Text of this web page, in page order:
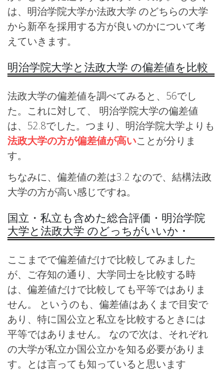
は、明治学院大学か法政大学 のどちらの大学
から新卒を採用する方が良いのかについて考
えていきます。
明治学院大学と法政大学 の偏差値を比較
法政大学の偏差値を調べてみると、56でし
た。これに対して、 明治学院大学の偏差値
は、52.8でした。つまり、明治学院大学よりも
法政大学の方が偏差値が高いことが分りま
す。
ちなみに、偏差値の差は3.2 なので、結構法政
大学の方が高い感じですね。
国立・私立も含めた総合評価・明治学院
大学と法政大学 のどっちがいいか・
ここまでで偏差値だけで比較してみました
が、ご存知の通り、大学同士を比較する時
は、偏差値だけで比較しても平等ではありま
せん。 というのも、偏差値はあくまで目安で
あり、特に国公立と私立を比較するときには
平等ではありません。 なので次は、それぞれ
の大学が私立か国公立かを知る必要がありま
す。とは言っても知っていると思います